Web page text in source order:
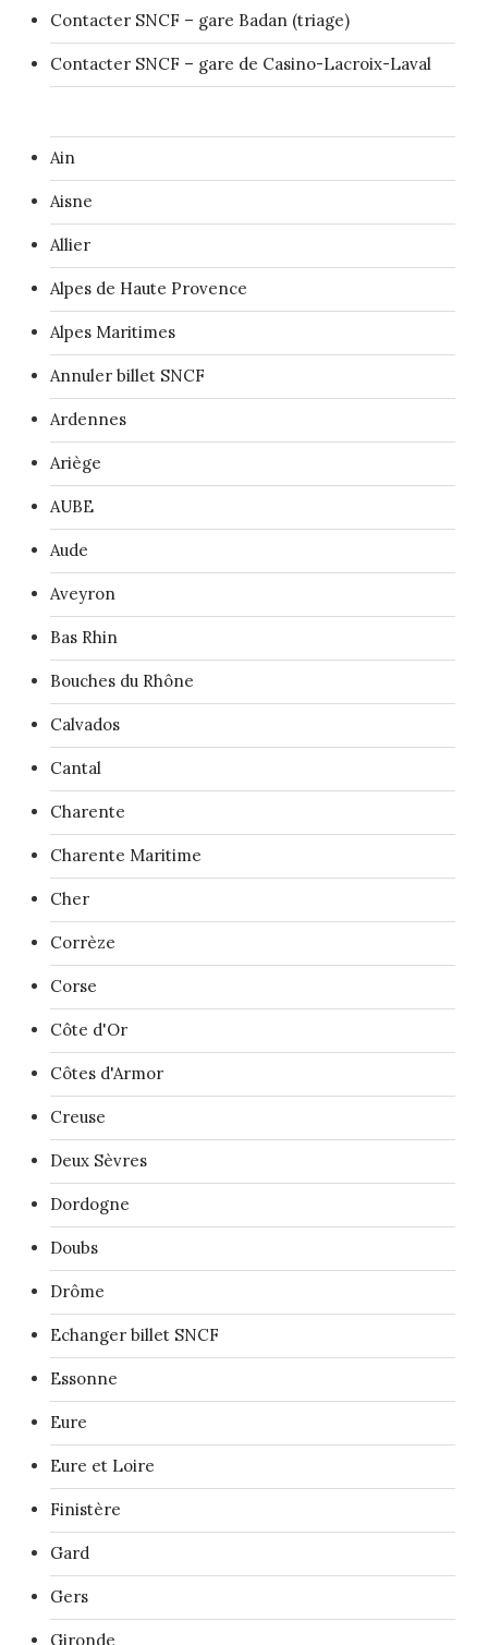
Contacter SNCF – gare Badan (triage)
Contacter SNCF – gare de Casino-Lacroix-Laval
Ain
Aisne
Allier
Alpes de Haute Provence
Alpes Maritimes
Annuler billet SNCF
Ardennes
Ariège
AUBE
Aude
Aveyron
Bas Rhin
Bouches du Rhône
Calvados
Cantal
Charente
Charente Maritime
Cher
Corrèze
Corse
Côte d'Or
Côtes d'Armor
Creuse
Deux Sèvres
Dordogne
Doubs
Drôme
Echanger billet SNCF
Essonne
Eure
Eure et Loire
Finistère
Gard
Gers
Gironde